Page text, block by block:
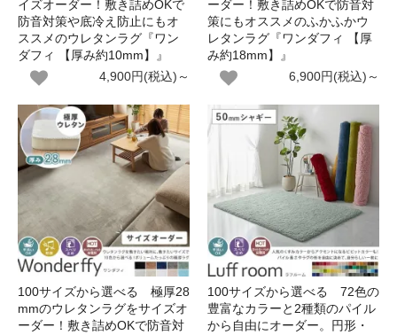
イズオーダー！敷き詰めOKで
防音対策や底冷え防止にもオ
ススメのウレタンラグ『ワン
ダフィ 【厚み約10mm】』
4,900円(税込)～
ーダー！敷き詰めOKで防音対
策にもオススメのふかふかウ
レタンラグ『ワンダフィ 【厚
み約18mm】』
6,900円(税込)～
100サイズから選べる 極厚28
mmのウレタンラグをサイズオ
ーダー！敷き詰めOKで防音対
100サイズから選べる 72色の
豊富なカラーと2種類のパイル
から自由にオーダー。円形・